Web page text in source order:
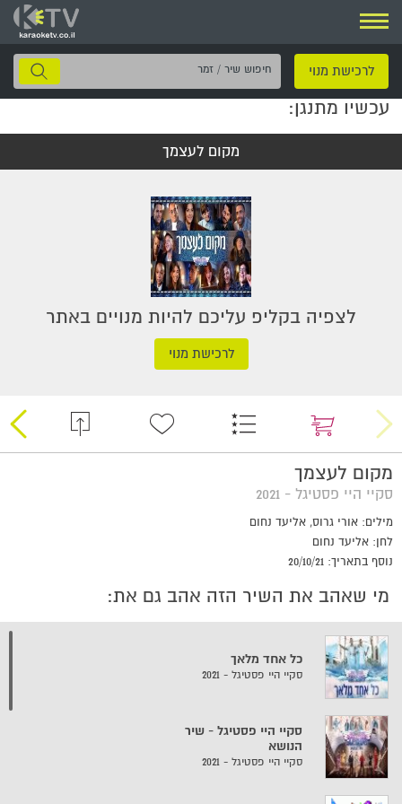
ניווט
לרכישת מנוי
חיפוש
שיר
עכשיו מתנגן:
מקום לעצמך
לצפיה בקליפ עליכם להיות מנויים באתר
לרכישת מנוי
מקום לעצמך
סקיי היי פסטיגל - 2021
מילים: אורי גרוס, אליעד נחום
לחן: אליעד נחום
נוסף בתאריך: 20/10/21
מי שאהב את השיר הזה אהב גם את:
כל אחד מלאך
סקיי היי פסטיגל - 2021
סקיי היי פסטיגל - שיר
הנושא
סקיי היי פסטיגל - 2021